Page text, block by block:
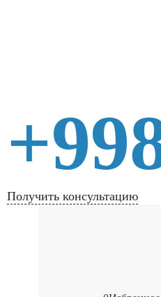
Получить консультацию